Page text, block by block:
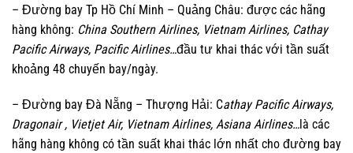
– Đường bay Tp Hồ Chí Minh – Quảng Châu: được các hãng
hàng không: China Southern Airlines, Vietnam Airlines, Cathay
Pacific Airways, Pacific Airlines…đầu tư khai thác với tần suất
khoảng 48 chuyến bay/ngày.
– Đường bay Đà Nẵng – Thượng Hải: Cathay Pacific Airways,
Dragonair , Vietjet Air, Vietnam Airlines, Asiana Airlines… là các
hãng hàng không có tần suất khai thác lớn nhất cho đường bay